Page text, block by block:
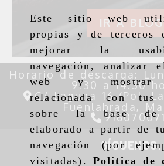
Este sitio web
propias y de terceros
mejorar la
navegación, analizar
web y mostrar
relacionada con tus
sobre la base
elaborado a partir de
navegación (por
visitadas). Política de
IR A BLOG
Horario de descarga:
9:30 a 14:30
C/ Laguna 16 (Pol.
Fuenlabrada,
916070071
SÍGUENOS: